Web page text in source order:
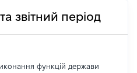
звітний період
функцій держави